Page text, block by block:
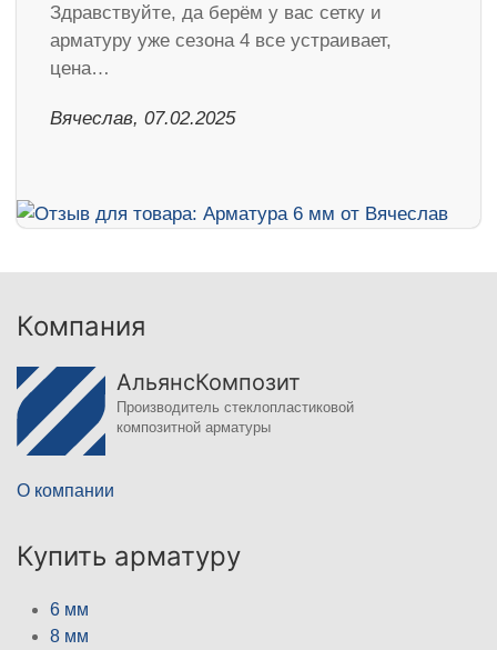
Здравствуйте, да берём у вас сетку и
арматуру уже сезона 4 все устраивает,
цена…
Вячеслав, 07.02.2025
Компания
АльянсКомпозит
Производитель стеклопластиковой
композитной арматуры
О компании
Купить арматуру
6 мм
8 мм